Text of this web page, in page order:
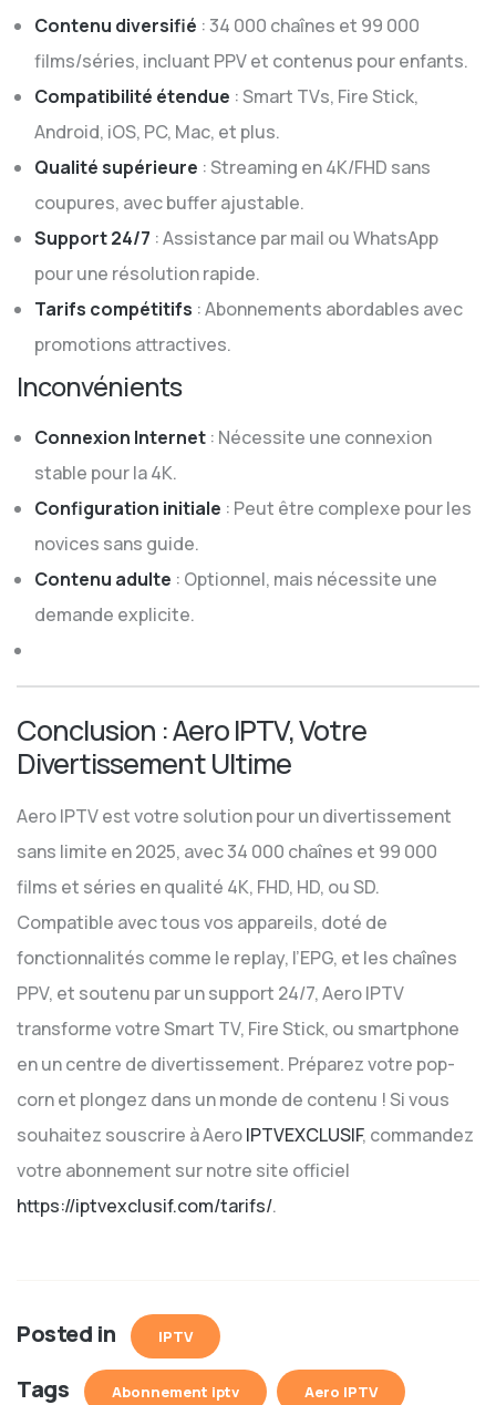
Contenu diversifié : 34 000 chaînes et 99 000
films/séries, incluant PPV et contenus pour enfants.
Compatibilité étendue : Smart TVs, Fire Stick,
Android, iOS, PC, Mac, et plus.
Qualité supérieure : Streaming en 4K/FHD sans
coupures, avec buffer ajustable.
Support 24/7 : Assistance par mail ou WhatsApp
pour une résolution rapide.
Tarifs compétitifs : Abonnements abordables avec
promotions attractives.
Inconvénients
Connexion Internet : Nécessite une connexion
stable pour la 4K.
Configuration initiale : Peut être complexe pour les
novices sans guide.
Contenu adulte : Optionnel, mais nécessite une
demande explicite.
Conclusion : Aero IPTV, Votre
Divertissement Ultime
Aero IPTV est votre solution pour un divertissement
sans limite en 2025, avec 34 000 chaînes et 99 000
films et séries en qualité 4K, FHD, HD, ou SD.
Compatible avec tous vos appareils, doté de
fonctionnalités comme le replay, l’EPG, et les chaînes
PPV, et soutenu par un support 24/7, Aero IPTV
transforme votre Smart TV, Fire Stick, ou smartphone
en un centre de divertissement. Préparez votre pop-
corn et plongez dans un monde de contenu ! Si vous
souhaitez souscrire à AeroIPTVEXCLUSIF, commandez
votre abonnement sur notre site officiel
https://iptvexclusif.com/tarifs/.
Posted in IPTV
Tags Abonnement iptv Aero IPTV